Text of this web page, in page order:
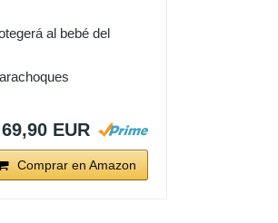
al bebé del
69,90 EUR
Comprar en Amazon